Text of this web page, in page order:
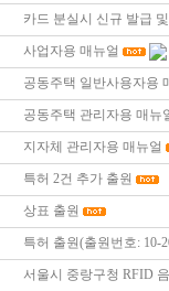
카드 분실시 신규 발급
사업자용 매뉴얼
공동주택 일반사용자용
공동주택 관리자용 매뉴
지자체 관리자용 매뉴얼
특허 2건 추가 출원
상표 출원
특허 출원(출원번호: 10-
서울시 중랑구청 RFID